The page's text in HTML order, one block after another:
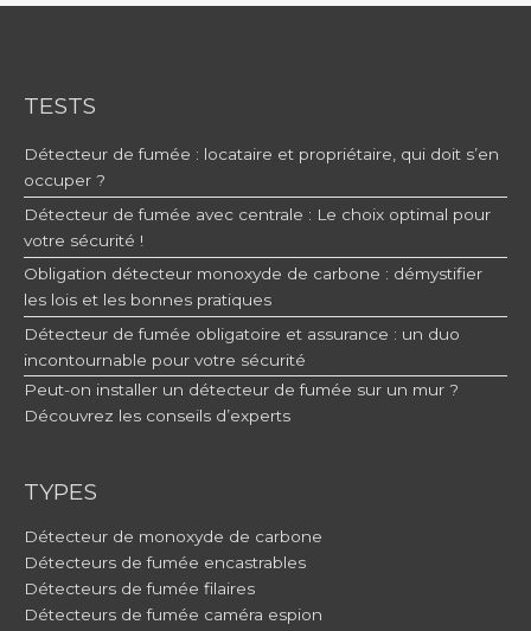
TESTS
Détecteur de fumée : locataire et propriétaire, qui doit s’en
occuper ?
Détecteur de fumée avec centrale : Le choix optimal pour
votre sécurité !
Obligation détecteur monoxyde de carbone : démystifier
les lois et les bonnes pratiques
Détecteur de fumée obligatoire et assurance : un duo
incontournable pour votre sécurité
Peut-on installer un détecteur de fumée sur un mur ?
Découvrez les conseils d’experts
TYPES
Détecteur de monoxyde de carbone
Détecteurs de fumée encastrables
Détecteurs de fumée filaires
Détecteurs de fumée caméra espion